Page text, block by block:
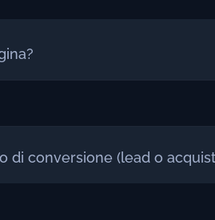
di conversione (lead o